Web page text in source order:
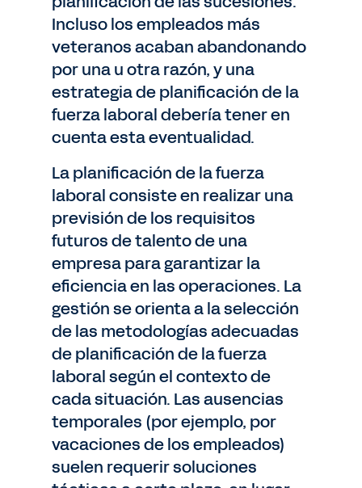
Incluso los empleados más
veteranos acaban abandonando
por una u otra razón, y una
estrategia de planificación de la
fuerza laboral debería tener en
cuenta esta eventualidad.
La planificación de la fuerza
laboral consiste en realizar una
previsión de los requisitos
futuros de talento de una
empresa para garantizar la
eficiencia en las operaciones. La
gestión se orienta a la selección
de las metodologías adecuadas
de planificación de la fuerza
laboral según el contexto de
cada situación. Las ausencias
temporales (por ejemplo, por
vacaciones de los empleados)
suelen requerir soluciones